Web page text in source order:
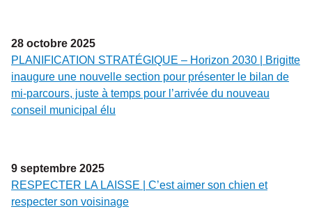
28 octobre 2025
PLANIFICATION STRATÉGIQUE – Horizon 2030 | Brigitte
inaugure une nouvelle section pour présenter le bilan de
mi-parcours, juste à temps pour l’arrivée du nouveau
conseil municipal élu
9 septembre 2025
RESPECTER LA LAISSE | C’est aimer son chien et
respecter son voisinage